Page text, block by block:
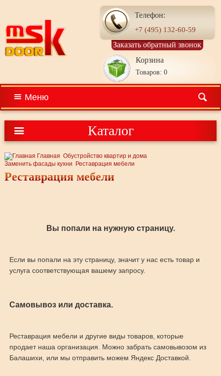
Телефон:
+7 (495) 132-60-59
Заказать обратный звонок
Корзина
Товаров: 0
Меню
Каталог
Главная Обустройство квартир и дома
Заменить фасады кухни
Реставрация мебели
Реставрация мебели
Вы попали на нужную страницу.
Если вы попали на эту страницу, значит у нас есть товар и
услуга соответствующая вашему запросу.
Самовывоз или доставка.
Реставрация мебели и другие виды товаров, которые
продает наша организация. Можно забрать самовывозом из
Балашихи, или мы отправить можем Яндекс Доставкой.